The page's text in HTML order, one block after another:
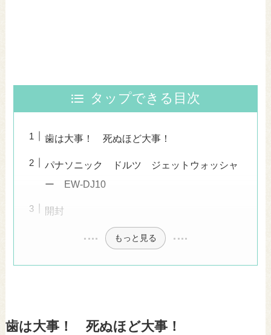
タップできる目次
歯は大事！ 死ぬほど大事！
パナソニック ドルツ ジェットウォッシャ
ー EW-DJ10
開封
もっと見る
歯は大事！ 死ぬほど大事！